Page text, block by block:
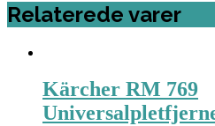
Relaterede varer
Kärcher RM 769